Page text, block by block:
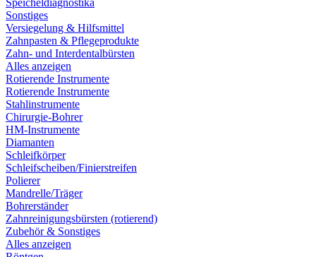
Speicheldiagnostika
Sonstiges
Versiegelung & Hilfsmittel
Zahnpasten & Pflegeprodukte
Zahn- und Interdentalbürsten
Alles anzeigen
Rotierende Instrumente
Rotierende Instrumente
Stahlinstrumente
Chirurgie-Bohrer
HM-Instrumente
Diamanten
Schleifkörper
Schleifscheiben/Finierstreifen
Polierer
Mandrelle/Träger
Bohrerständer
Zahnreinigungsbürsten (rotierend)
Zubehör & Sonstiges
Alles anzeigen